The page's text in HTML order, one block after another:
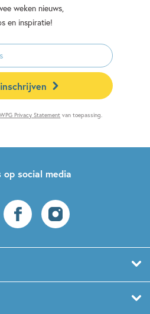
weken nieuws,
en inspiratie!
WPG Privacy Statement van toepassing.
op social media